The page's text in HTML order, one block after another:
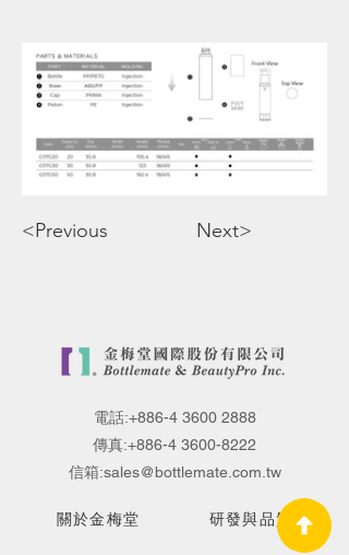
<Previous Next>
電話:+886-4 3600 2888
傳真:+886-4 3600-8222
信箱:sales@bottlemate.com.tw
關於金梅堂 研發與品質